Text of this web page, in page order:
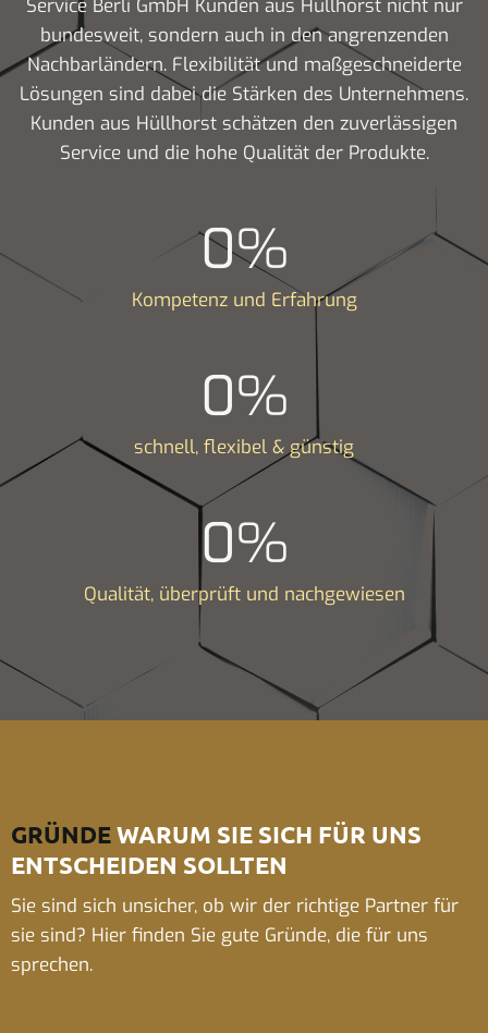
Service Berli GmbH Kunden aus Hüllhorst nicht nur
bundesweit, sondern auch in den angrenzenden
Nachbarländern. Flexibilität und maßgeschneiderte
Lösungen sind dabei die Stärken des Unternehmens.
Kunden aus Hüllhorst schätzen den zuverlässigen
Service und die hohe Qualität der Produkte.
0%
Kompetenz und Erfahrung
0%
schnell, flexibel & günstig
0%
Qualität, überprüft und nachgewiesen
GRÜNDEWARUM SIE SICH FÜR UNS
ENTSCHEIDEN SOLLTEN
Sie sind sich unsicher, ob wir der richtige Partner für
sie sind? Hier finden Sie gute Gründe, die für uns
sprechen.